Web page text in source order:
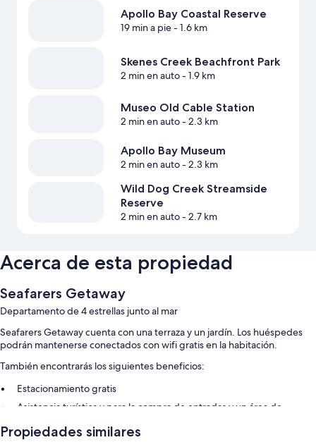
Apollo Bay Coastal Reserve
19 min a pie- 1.6 km
Skenes Creek Beachfront Park
2 min en auto- 1.9 km
Museo Old Cable Station
2 min en auto- 2.3 km
Apollo Bay Museum
2 min en auto- 2.3 km
Wild Dog Creek Streamside
Reserve
2 min en auto- 2.7 km
Acerca de esta propiedad
Seafarers Getaway
Departamento de 4 estrellas junto al mar
Seafarers Getaway cuenta con una terraza y un jardín. Los huéspedes
podrán mantenerse conectados con wifi gratis en la habitación.
También encontrarás los siguientes beneficios:
Estacionamiento gratis
Asistencia turística y para la compra de entradas y un área de
Propiedades similares